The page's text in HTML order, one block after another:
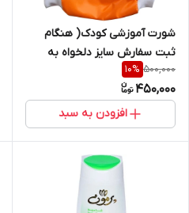
شورت آموزشی کودک( هنگام
ثبت سفارش سایز دلخواه به
پشتیبان سایت اعلام شود)
500,000
10%
450,000
افزودن به سبد